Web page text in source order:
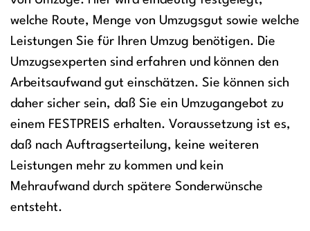
welche Route, Menge von Umzugsgut sowie welche
Leistungen Sie für Ihren Umzug benötigen. Die
Umzugsexperten sind erfahren und können den
Arbeitsaufwand gut einschätzen. Sie können sich
daher sicher sein, daß Sie ein Umzugangebot zu
einem FESTPREIS erhalten. Voraussetzung ist es,
daß nach Auftragserteilung, keine weiteren
Leistungen mehr zu kommen und kein
Mehraufwand durch spätere Sonderwünsche
entsteht.